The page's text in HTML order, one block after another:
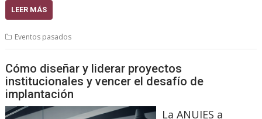
LEER MÁS
Eventos pasados
Cómo diseñar y liderar proyectos
institucionales y vencer el desafío de
implantación
La ANUIES a